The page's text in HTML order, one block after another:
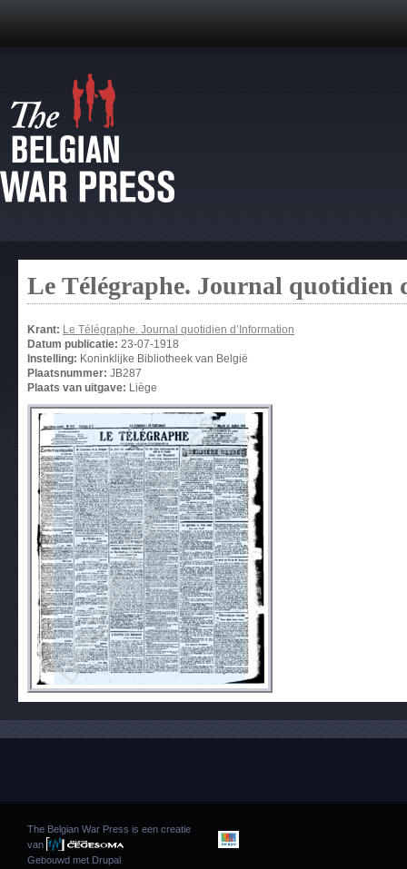
Le Télégraphe. Journal quotidien
Krant: Le Télégraphe. Journal quotidien d’Information
Datum publicatie: 23-07-1918
Instelling: Koninklijke Bibliotheek van België
Plaatsnummer: JB287
Plaats van uitgave: Liège
The Belgian War Press is een creatie
van
Gebouwd met Drupal